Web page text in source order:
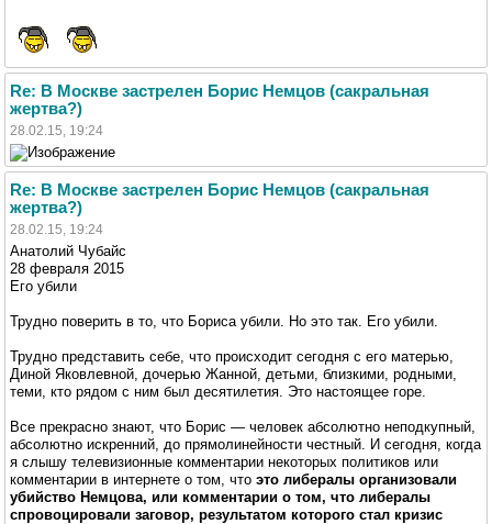
Re: В Москве застрелен Борис Немцов (сакральная
жертва?)
28.02.15, 19:24
Re: В Москве застрелен Борис Немцов (сакральная
жертва?)
28.02.15, 19:24
Анатолий Чубайс
28 февраля 2015
Его убили
Трудно поверить в то, что Бориса убили. Но это так. Его убили.
Трудно представить себе, что происходит сегодня с его матерью,
Диной Яковлевной, дочерью Жанной, детьми, близкими, родными,
теми, кто рядом с ним был десятилетия. Это настоящее горе.
Все прекрасно знают, что Борис — человек абсолютно неподкупный,
абсолютно искренний, до прямолинейности честный. И сегодня, когда
я слышу телевизионные комментарии некоторых политиков или
комментарии в интернете о том, что это либералы организовали
убийство Немцова, или комментарии о том, что либералы
спровоцировали заговор, результатом которого стал кризис